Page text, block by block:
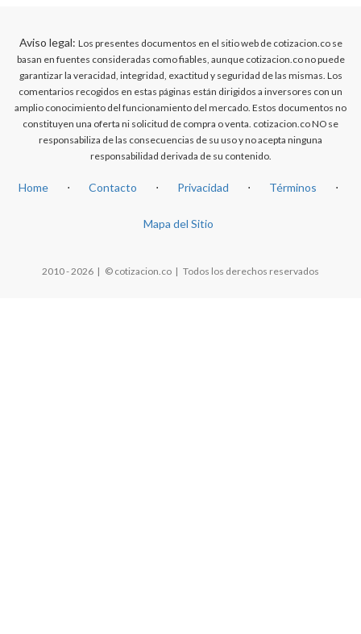
Aviso legal: Los presentes documentos en el sitio web de cotizacion.co se
basan en fuentes consideradas como fiables, aunque cotizacion.co no puede
garantizar la veracidad, integridad, exactitud y seguridad de las mismas. Los
comentarios recogidos en estas páginas están dirigidos a inversores con un
amplio conocimiento del funcionamiento del mercado. Estos documentos no
constituyen una oferta ni solicitud de compra o venta. cotizacion.co NO se
responsabiliza de las consecuencias de su uso y no acepta ninguna
responsabilidad derivada de su contenido.
Home ⋅ Contacto ⋅ Privacidad ⋅ Términos ⋅
Mapa del Sitio
2010 - 2026 | © cotizacion.co | Todos los derechos reservados